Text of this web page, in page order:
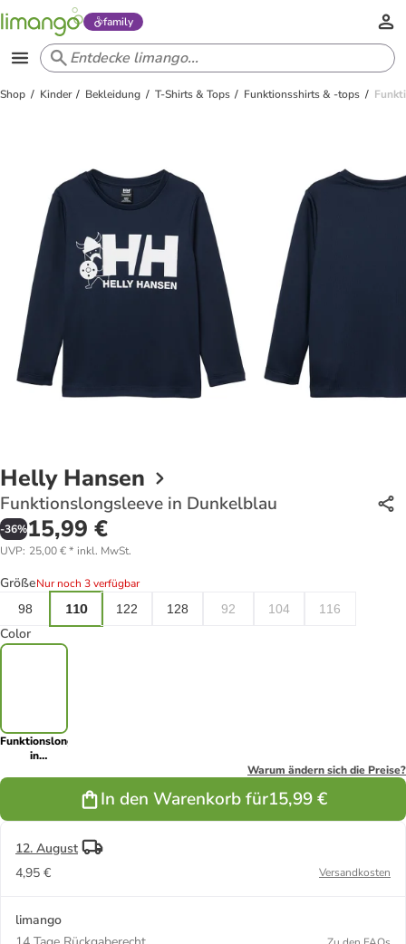
family
Shop Kinder Bekleidung T-Shirts & Tops Funktionsshirts & -tops
Helly Hansen
Funktionslongsleeve in Dunkelblau
-36%15,99 €
UVP: 25,00 €* inkl. MwSt.
GrößeNur noch 3 verfügbar
98
110 122 128 92 104 116
Color
Funktionslongsleeve
in
Warum ändern sich die Preise?
In den Warenkorb für15,99 €
12. August
4,95 €
Versandkosten
limango